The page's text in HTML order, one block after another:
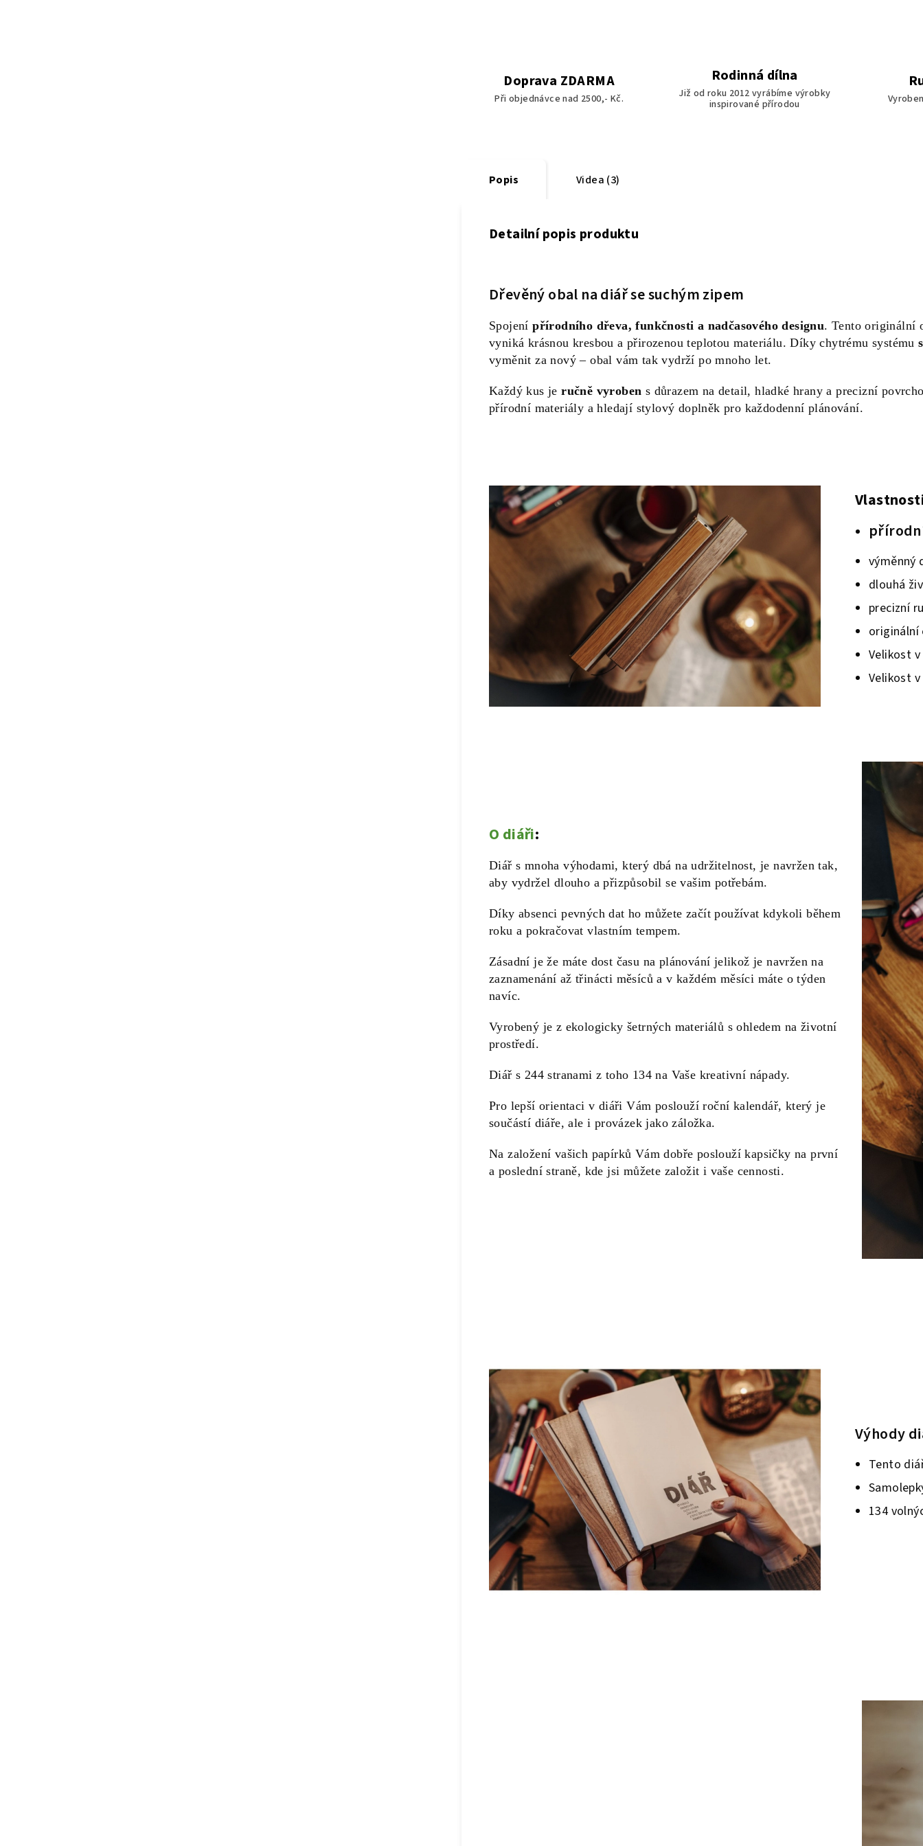
Doprava ZDARMA
Při objednávce nad 2500,- Kč.
Rodinná dílna
Již od roku 2012 vyrábíme výrobky
inspirované přírodou
Popis Videa (3)
Detailní popis produktu
Dřevěný obal na diář se suchým zipem
Spojenípřírodního dřeva, funkčnosti a nadčasového designu. Tento originální
vyniká krásnou kresbou a přirozenou teplotou materiálu. Díky chytrému systému
vyměnit za nový – obal vám tak vydrží po mnoho let.
Každý kus jeručně vyroben s důrazem na detail, hladké hrany a precizní
přírodní materiály a hledají stylový doplněk pro každodenní plánování.
výměnný
dlouhá
precizní
originální
Velikost
Velikost
O diáři:
Diář s mnoha výhodami, který dbá na udržitelnost, je navržen tak,
aby vydržel dlouho a přizpůsobil se vašim potřebám.
Díky absenci pevných dat ho můžete začít používat kdykoli během
roku a pokračovat vlastním tempem.
Zásadní je že máte dost času na plánování jelikož je navržen na
zaznamenání až třinácti měsíců a v každém měsíci máte o týden
navíc.
Vyrobený je z ekologicky šetrných materiálů s ohledem na životní
prostředí.
Diář s 244 stranami z toho 134 na Vaše kreativní nápady.
Pro lepší orientaci v diáři Vám poslouží roční kalendář, který je
součástí diáře, ale i provázek jako záložka.
Na založení vašich papírků Vám dobře poslouží kapsičky na první
a poslední straně, kde jsi můžete založit i vaše cennosti.
Výhody
Tento
134